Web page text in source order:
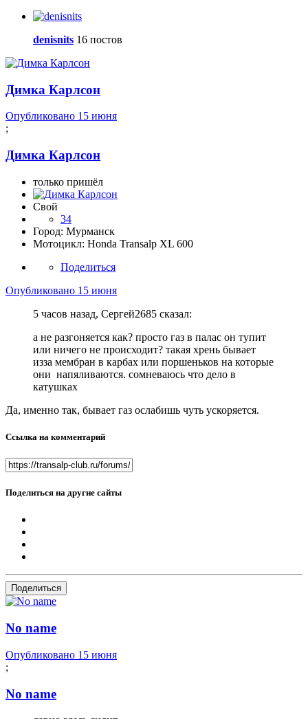
denisnits 16 постов
Димка Карлсон
Опубликовано 15 июня
;
Димка Карлсон
только пришёл
Свой
34
Город: Мурманск
Мотоцикл: Honda Transalp XL 600
Поделиться
Опубликовано 15 июня
5 часов назад, Сергей2685 сказал:
а не разгоняется как? просто газ в палас он тупит
или ничего не происходит? такая хрень бывает
изза мембран в карбах или поршеньков на которые
они напяливаются. сомневаюсь что дело в
катушках
Да, именно так, бывает газ ослабишь чуть ускоряется.
Ссылка на комментарий
Поделиться на другие сайты
Поделиться
No name
Опубликовано 15 июня
;
No name